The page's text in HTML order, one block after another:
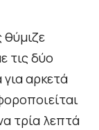
θύμιζε
τις δύο
αρκετά
τρία λεπτά